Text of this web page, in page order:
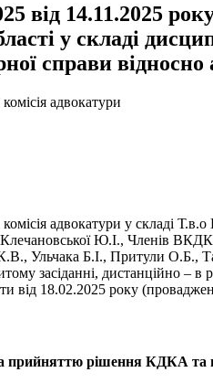
14.11.2025
у складі
справи відносно
адвокатури
адвокатури у складі
– Клечановської Ю.І., Членів
Ульчака Б.І., Притули
засіданні, дистанційно –
від 18.02.2025 року
прийняттю рішення КДКА